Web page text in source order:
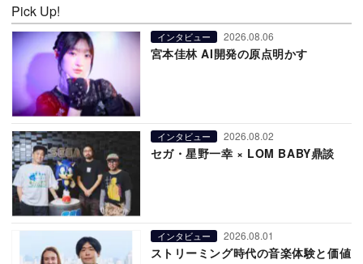
Pick Up!
インタビュー 2026.08.06
宮本佳林 AI開発の原点明かす
インタビュー 2026.08.02
セガ・星野一幸 × LOM BABY鼎談
インタビュー 2026.08.01
ストリーミング時代の音楽体験と価値